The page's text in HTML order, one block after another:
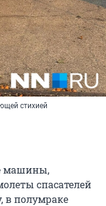
стихией
машины,
спасателей
в полумраке